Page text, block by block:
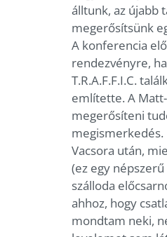
álltunk, az újabb
megerősítsünk
A konferencia
rendezvényre,
T.R.A.F.F.I.C.
említette. A
megerősíteni
megismerkedés.
Vacsora után,
(ez egy
szálloda
ahhoz, hogy
mondtam neki,